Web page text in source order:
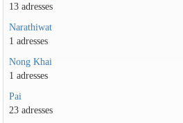
13 adresses
Narathiwat
1 adresses
Nong Khai
1 adresses
Pai
23 adresses